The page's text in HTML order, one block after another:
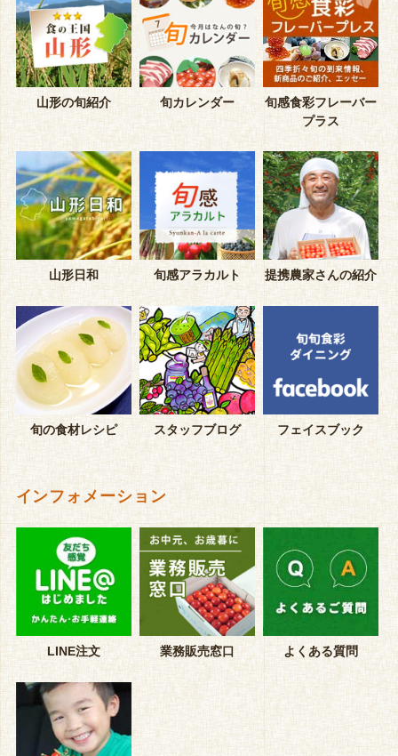
山形の旬紹介 旬カレンダー
旬感食彩フレーバー
プラス
山形日和 旬感アラカルト 提携農家さんの紹介
旬の食材レシピ スタッフブログ フェイスブック
インフォメーション
LINE注文 業務販売窓口 よくある質問